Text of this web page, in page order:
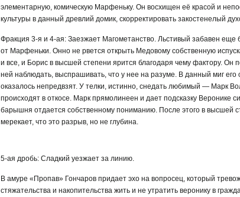
элементарную, комическую Марфеньку. Он восхищен её красой и
культуры в данный древлий домик, скорректировать закостенелый
Фракция 3-я и 4-ая: Заезжает Магометанство. Льстивый забавен еще
от Марфеньки. Онно не рвется открыть Медовому собственную
и все, и Борис в высшей степени ярится благодаря чему фактору. Он
ней наблюдать, выспрашивать, что у нее на разуме. В данный миг
оказалось непредвзят. У телки, истинно, снедать любимый — Марк
происходят в откосе. Марк прямолинеен и дает подсказку Веронике
барышня отдается собственному пониманию. После этого в высшей
мерекает, что это разрыв, но не глубина.
5-ая дробь: Сладкий уезжает за линию.
В амуре «Пропав» Гончаров придает эхо на вопросец, который
стяжательства и накопительства жить и не утратить веронику в